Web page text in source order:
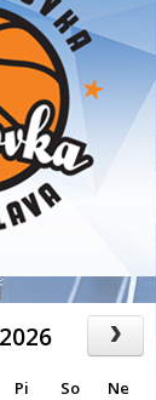
Pi So
Ne